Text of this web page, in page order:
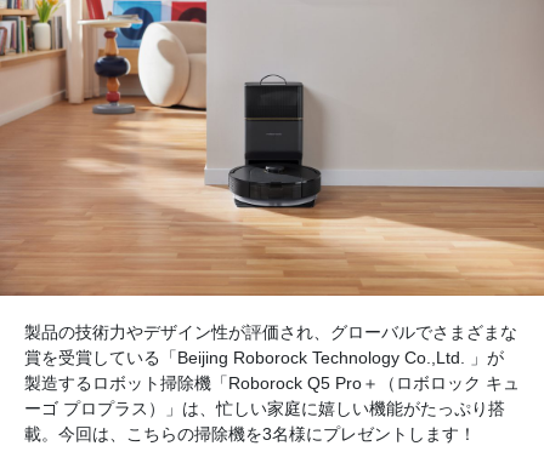
製品の技術力やデザイン性が評価され、グローバルでさまざまな
賞を受賞している「Beijing Roborock Technology Co.,Ltd. 」が
製造するロボット掃除機「Roborock Q5 Pro＋（ロボロック キュ
ーゴ プロプラス）」は、忙しい家庭に嬉しい機能がたっぷり搭
載。今回は、こちらの掃除機を3名様にプレゼントします！